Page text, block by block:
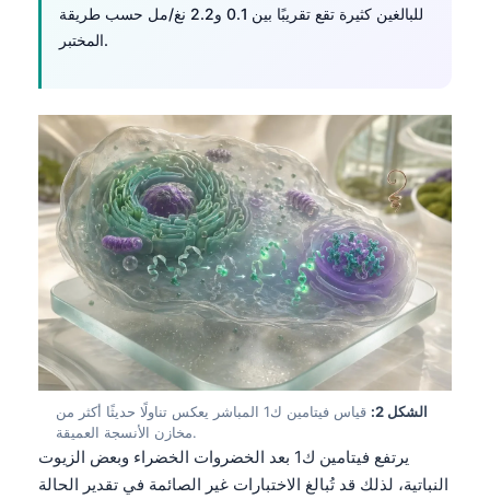
للبالغين كثيرة تقع تقريبًا بين 0.1 و2.2 نغ/مل حسب طريقة
المختبر.
الشكل 2:
قياس فيتامين ك1 المباشر يعكس تناولًا حديثًا أكثر من
مخازن الأنسجة العميقة.
يرتفع فيتامين ك1 بعد الخضروات الخضراء وبعض الزيوت
النباتية، لذلك قد تُبالغ الاختبارات غير الصائمة في تقدير الحالة